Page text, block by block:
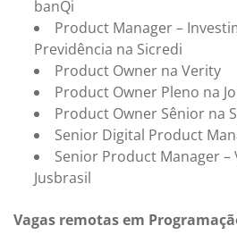
banQi
Product Manager –
Previdência na Sicredi
Product Owner na Verity
Product Owner Pleno na
Product Owner Sênior na
Senior Digital Product
Senior Product Manager –
Jusbrasil
Vagas remotas em